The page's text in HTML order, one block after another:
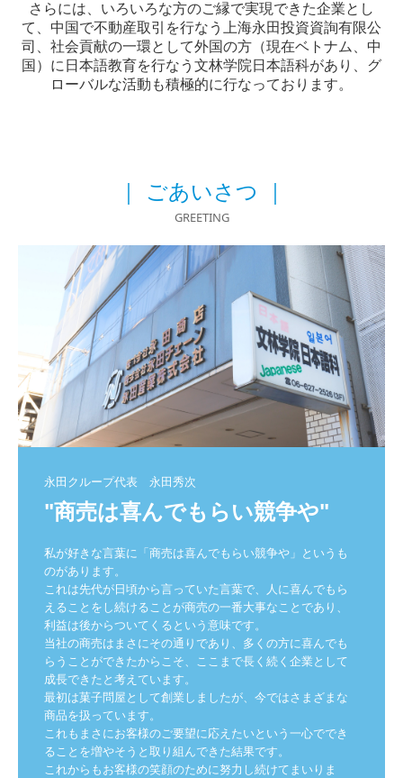
さらには、いろいろな方のご縁で実現できた企業とし
て、中国で不動産取引を行なう上海永田投資資詢有限公
司、社会貢献の一環として外国の方（現在ベトナム、中
国）に日本語教育を行なう文林学院日本語科があり、グ
ローバルな活動も積極的に行なっております。
ごあいさつ
GREETING
永田クループ代表　永田秀次
"商売は喜んでもらい競争や"
私が好きな言葉に「商売は喜んでもらい競争や」というも
のがあります。
これは先代が日頃から言っていた言葉で、人に喜んでもら
えることをし続けることが商売の一番大事なことであり、
利益は後からついてくるという意味です。
当社の商売はまさにその通りであり、多くの方に喜んでも
らうことができたからこそ、ここまで長く続く企業として
成長できたと考えています。
最初は菓子問屋として創業しましたが、今ではさまざまな
商品を扱っています。
これもまさにお客様のご要望に応えたいという一心ででき
ることを増やそうと取り組んできた結果です。
これからもお客様の笑顔のために努力し続けてまいりま